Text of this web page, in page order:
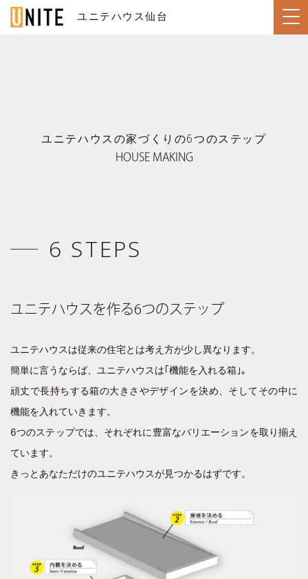
ユニテハウス仙台
トップページ
HOUSE MAKING ユニテハウスの家づくり
MODEL HOUSE ユニテ仙台のモデルハウス
- NEWS お知らせ
- RECRUIT 採用情報
- CORPORATE 企業情報
CONTACT お問い合わせ
DICTIONARY
UNIGURA
オーナーの声
CONTACT お問い合わせ
ユニテハウスの家づくりの6つのステップ
HOUSE MAKING
6 STEPS
ユニテハウスを作る6つのステップ
ユニテハウスは従来の住宅とは考え方が少し異なります。
簡単に言うならば、ユニテハウスは｢機能を入れる箱｣。
頑丈で長持ちする箱の大きさやデザインを決め、そしてその中に
機能を入れていきます。
6つのステップでは、それぞれに豊富なバリエーションを取り揃え
ています。
きっとあなただけのユニテハウスが見つかるはずです。